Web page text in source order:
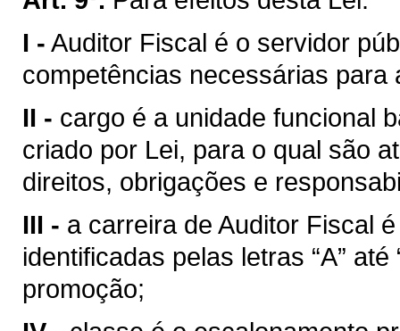
I - Auditor Fiscal é o servidor
competências necessárias
II - cargo é a unidade funcional
criado por Lei, para o qual são
direitos, obrigações e
III - a carreira de Auditor Fiscal
identificadas pelas letras “A”
promoção;